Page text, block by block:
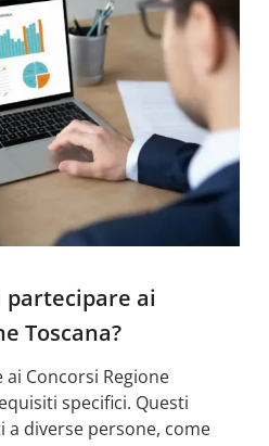
partecipare ai
Toscana?
Concorsi Regione
specifici. Questi
diverse persone, come